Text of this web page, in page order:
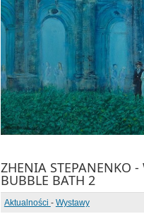
ZHENIA STEPANENKO
BUBBLE BATH 2
Aktualności - Wystawy